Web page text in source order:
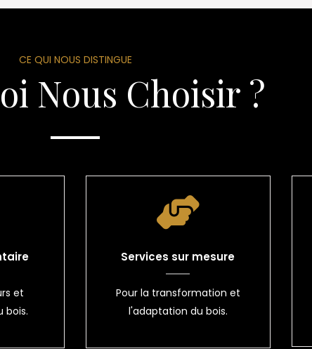
CE QUI NOUS DISTINGUE
Nous Choisir ?
et
bois.
Services sur mesure
Pour la transformation et
l'adaptation du bois.